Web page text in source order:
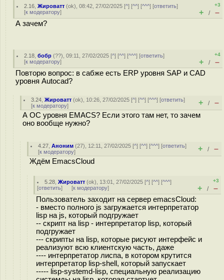
2.16 ,Жироватт (ok), 08:42, 27/02/2025 [^] [^^] [^^^] [ответить]
[к модератору]
+3
+ / –
А зачем?
2.18 ,бобр (??), 09:11, 27/02/2025 [^] [^^] [^^^] [ответить]
[к модератору]
+4
+ / –
Повторю вопрос: в сабже есть ERP уровня SAP и CAD
уровня Autocad?
3.24 ,Жироватт (ok), 10:26, 27/02/2025 [^] [^^] [^^^] [ответить]
[к модератору] + / –
А ОС уровня EMACS? Если этого там нет, то зачем
оно вообще нужно?
4.27 ,Аноним (27), 12:11, 27/02/2025 [^] [^^] [^^^] [ответить]
[к модератору] + / –
Ждём EmacsCloud
5.28 ,Жироватт (ok), 13:01, 27/02/2025 [^] [^^] [^^^]
[ответить] [к модератору]
+3
+ / –
Пользователь заходит на сервер emacsCloud:
- вместо полного js загружается интерпретатор
lisp на js, который подгружает
-- скрипт на lisp - интерпретатор lisp, который
подгружает
--- скрипты на lisp, которые рисуют интерфейс и
реализуют всю клиентскую часть, даже
---- интерпретатор лиспа, в котором крутится
интерпретатор lisp-shell, который запускает
----- lisp-systemd-lisp, специальную реализацию